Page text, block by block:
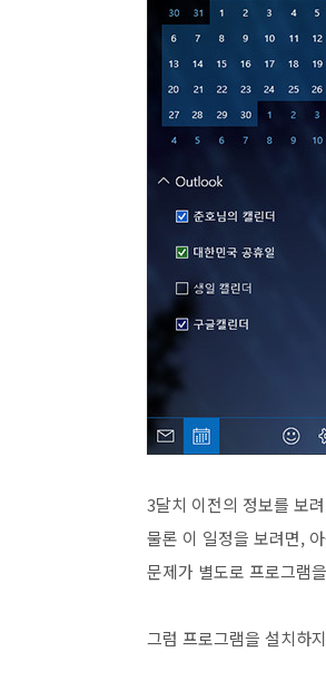
3달치 이전의 정보를 보
물론 이 일정을 보려면,
문제가 별도로 프로그램
그럼 프로그램을 설치하